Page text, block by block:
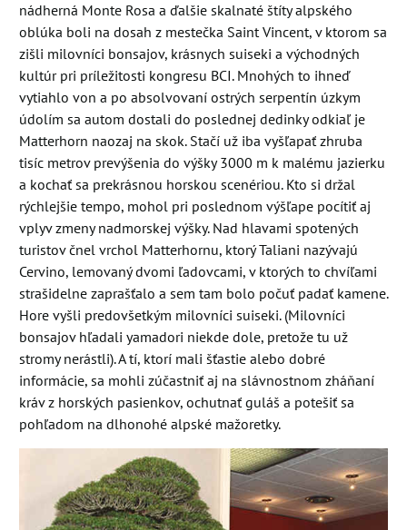
nádherná Monte Rosa a ďalšie skalnaté štíty alpského
oblúka boli na dosah z mestečka Saint Vincent, v ktorom sa
zišli milovníci bonsajov, krásnych suiseki a východných
kultúr pri príležitosti kongresu BCI. Mnohých to ihneď
vytiahlo von a po absolvovaní ostrých serpentín úzkym
údolím sa autom dostali do poslednej dedinky odkiaľ je
Matterhorn naozaj na skok. Stačí už iba vyšľapať zhruba
tisíc metrov prevýšenia do výšky 3000 m k malému jazierku
a kochať sa prekrásnou horskou scenériou. Kto si držal
rýchlejšie tempo, mohol pri poslednom výšľape pocítiť aj
vplyv zmeny nadmorskej výšky. Nad hlavami spotených
turistov čnel vrchol Matterhornu, ktorý Taliani nazývajú
Cervino, lemovaný dvomi ľadovcami, v ktorých to chvíľami
strašidelne zaprašťalo a sem tam bolo počuť padať kamene.
Hore vyšli predovšetkým milovníci suiseki. (Milovníci
bonsajov hľadali yamadori niekde dole, pretože tu už
stromy nerástli). A tí, ktorí mali šťastie alebo dobré
informácie, sa mohli zúčastniť aj na slávnostnom zháňaní
kráv z horských pasienkov, ochutnať guláš a potešiť sa
pohľadom na dlhonohé alpské mažoretky.